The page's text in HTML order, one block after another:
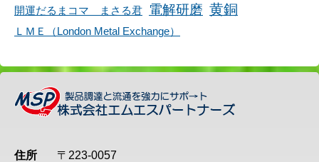
開運だるまコマ まさる君 電解研磨 黄銅
ＬＭＥ（London Metal Exchange）
住所
〒223-0057